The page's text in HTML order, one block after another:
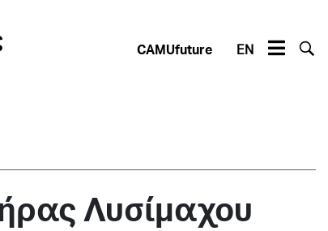
CAMUfuture EN
Λυσίμαχου